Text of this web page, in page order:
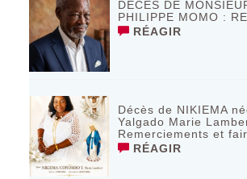
DÉCÈS DE
PHILIPPE MOMO :
RÉAGIR
Décès de NIKIEMA
Yalgado Marie
Remerciements et
RÉAGIR